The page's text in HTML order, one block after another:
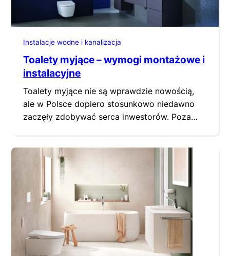
Instalacje wodne i kanalizacja
Toalety myjące – wymogi montażowe i
instalacyjne
Toalety myjące nie są wprawdzie nowością,
ale w Polsce dopiero stosunkowo niedawno
zaczęły zdobywać serca inwestorów. Poza
zapewniających komfort korzystania z toalety.
O jakich wymogach montażowych i
instalacyjnych musimy wiedzieć, decydując się
na zakup toalet myjących? Jeszcze całkiem
niedawno nowością w polskich…